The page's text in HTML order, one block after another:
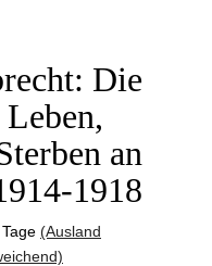
Die
an
1918
(Ausland